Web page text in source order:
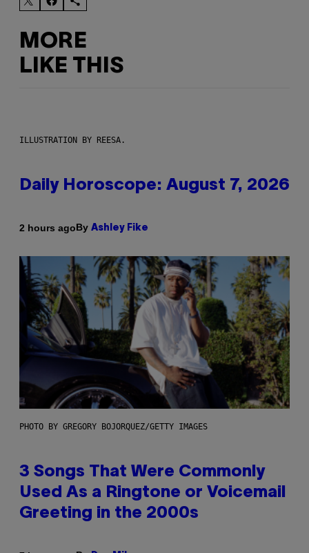
MORE
LIKE THIS
ILLUSTRATION BY REESA.
Daily Horoscope: August 7, 2026
2 hours agoBy Ashley Fike
PHOTO BY GREGORY BOJORQUEZ/GETTY IMAGES
3 Songs That Were Commonly
Used As a Ringtone or Voicemail
Greeting in the 2000s